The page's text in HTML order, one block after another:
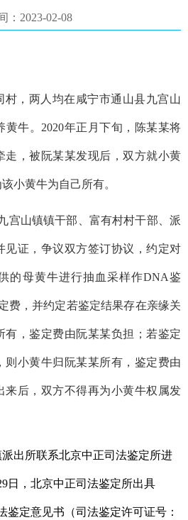
：2023-02-08
村，两人均在咸宁市通山县九宫山
牛。 2020年正月下旬，陈某某将
走，被阮某某发现后，双方就小黄
小黄牛为自己所有。
宫山镇镇干部、富有村村干部、派
见证，争议双方签订协议，约定对
的母黄牛进行抽血采样作DNA鉴
费，并约定若鉴定结果存在亲缘关
，鉴定费由阮某某负担； 若鉴定
则小黄牛归阮某某所有，鉴定费由
来后，双方不得再为小黄牛权属发
出所联系北京中正司法鉴定所进
日，北京中正司法鉴定所出具
鉴定意见书（司法鉴定许可证号：